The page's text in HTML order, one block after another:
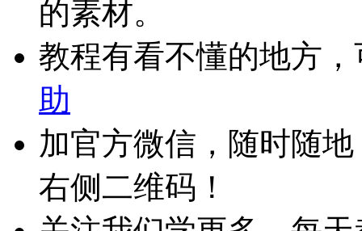
的素材。
教程有看不懂的地方
助
加官方微信，随时随
右侧二维码！